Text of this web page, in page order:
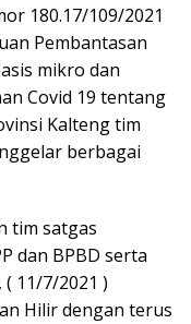
180.17/109/2021
Pembantasan
mikro dan
Covid 19 tentang
Kalteng tim
berbagai
tim satgas
dan BPBD serta
11/7/2021 )
Hilir dengan terus